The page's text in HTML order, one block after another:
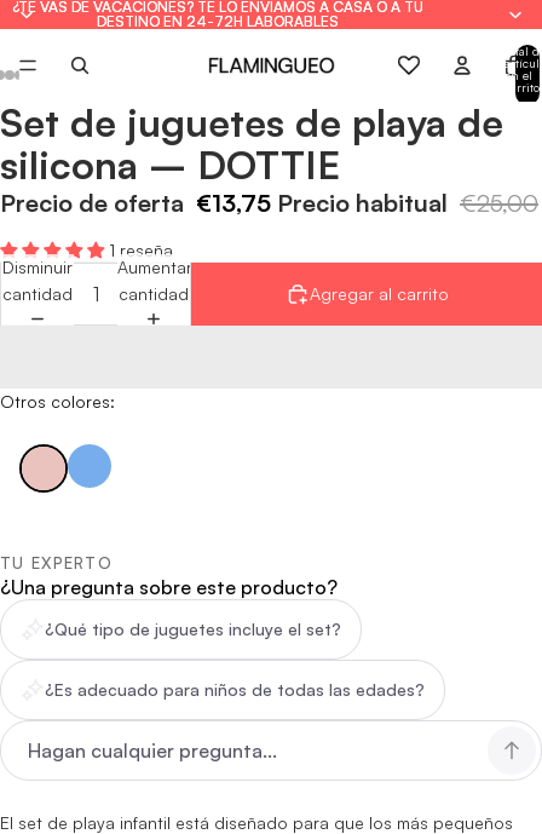
¿TE VAS DE VACACIONES? TE LO ENVIAMOS A CASA O A TU
DESTINO EN 24-72H LABORABLES
¿TE VAS DE VACACIONES? TE LO ENVIAMOS A CASA O A TU
DESTINO EN 24-72H LABORABLES
Total
en el
carrito:
Abrir
imagen
a
pantalla
Abrir
imagen
a
pantalla
Abrir
imagen
a
pantalla
Abrir
imagen
a
pantalla
Abrir
imagen
a
pantalla
Abrir
imagen
a
pantalla
Abrir
imagen
a
pantalla
Set de juguetes de playa de
silicona – DOTTIE
Precio de oferta €13,75 Precio habitual €25,00
1 reseña
Disminuir
cantidad
Aumentar
cantidad
Agregar al carrito
Otros colores:
TU EXPERTO
¿Una pregunta sobre este producto?
¿Qué tipo de juguetes incluye el set?
¿Es adecuado para niños de todas las edades?
El set de playa infantil está diseñado para que los más pequeños